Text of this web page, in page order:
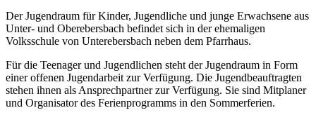
Der Jugendraum für Kinder, Jugendliche und junge Erwachsene aus
Unter- und Oberebersbach befindet sich in der ehemaligen
Volksschule von Unterebersbach neben dem Pfarrhaus.
Für die Teenager und Jugendlichen steht der Jugendraum in Form
einer offenen Jugendarbeit zur Verfügung. Die Jugendbeauftragten
stehen ihnen als Ansprechpartner zur Verfügung. Sie sind Mitplaner
und Organisator des Ferienprogramms in den Sommerferien.